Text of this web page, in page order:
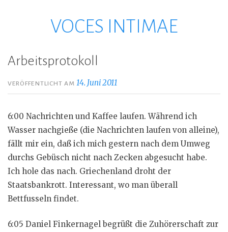
VOCES INTIMAE
Arbeitsprotokoll
VERÖFFENTLICHT AM14. Juni 2011
6:00 Nachrichten und Kaffee laufen. Während ich
Wasser nachgieße (die Nachrichten laufen von alleine),
fällt mir ein, daß ich mich gestern nach dem Umweg
durchs Gebüsch nicht nach Zecken abgesucht habe.
Ich hole das nach. Griechenland droht der
Staatsbankrott. Interessant, wo man überall
Bettfusseln findet.
6:05 Daniel Finkernagel begrüßt die Zuhörerschaft zur